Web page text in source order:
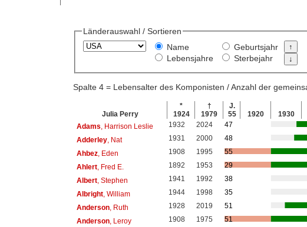
Länderauswahl / Sortieren
Name
Lebensjahre
Geburtsjahr
Sterbejahr
Spalte 4 = Lebensalter des Komponisten / Anzahl der
Julia Perry
*
1924
†
1979
J.
55
1920 1930
Adams , Harrison Leslie 1932 2024
47
Adderley, Nat 1931 2000
48
Ahbez, Eden 1908 1995
55
Ahlert, Fred E. 1892 1953
29
Albert, Stephen 1941 1992
38
Albright, William 1944 1998
35
Anderson, Ruth 1928 2019
51
Anderson, Leroy 1908 1975
51